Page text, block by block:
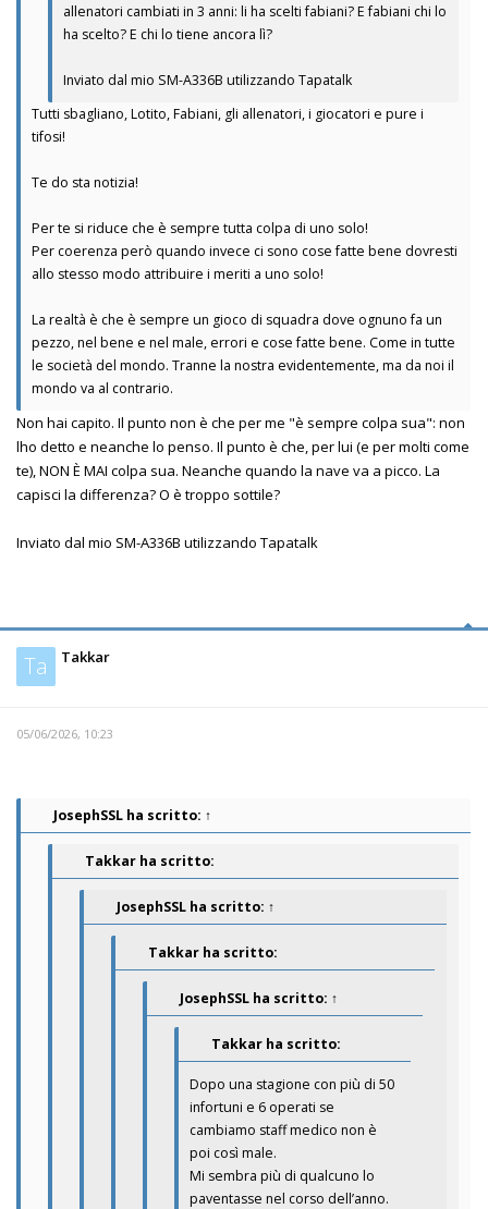
allenatori cambiati in 3 anni: li ha scelti fabiani? E fabiani chi lo
ha scelto? E chi lo tiene ancora lì?
Inviato dal mio SM-A336B utilizzando Tapatalk
Tutti sbagliano, Lotito, Fabiani, gli allenatori, i giocatori e pure i
tifosi!
Te do sta notizia!
Per te si riduce che è sempre tutta colpa di uno solo!
Per coerenza però quando invece ci sono cose fatte bene dovresti
allo stesso modo attribuire i meriti a uno solo!
La realtà è che è sempre un gioco di squadra dove ognuno fa un
pezzo, nel bene e nel male, errori e cose fatte bene. Come in tutte
le società del mondo. Tranne la nostra evidentemente, ma da noi il
mondo va al contrario.
Non hai capito. Il punto non è che per me "è sempre colpa sua": non
lho detto e neanche lo penso. Il punto è che, per lui (e per molti come
te), NON È MAI colpa sua. Neanche quando la nave va a picco. La
capisci la differenza? O è troppo sottile?
Inviato dal mio SM-A336B utilizzando Tapatalk
Ta Takkar
05/06/2026, 10:23
JosephSSL ha scritto: ↑
Takkar ha scritto:
JosephSSL ha scritto: ↑
Takkar ha scritto:
JosephSSL ha scritto: ↑
Takkar ha scritto:
Dopo una stagione con più di 50
infortuni e 6 operati se
cambiamo staff medico non è
poi così male.
Mi sembra più di qualcuno lo
paventasse nel corso dell’anno.